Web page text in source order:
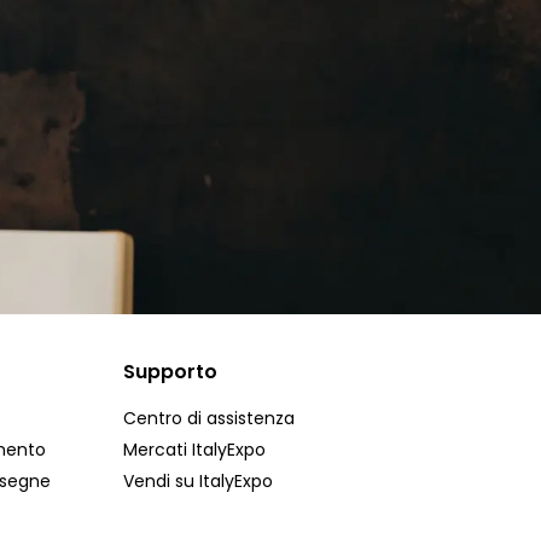
Supporto
Centro di assistenza
Mercati ItalyExpo
Vendi su ItalyExpo